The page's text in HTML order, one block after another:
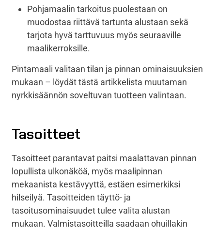
Pohjamaalin tarkoitus puolestaan on
muodostaa riittävä tartunta alustaan sekä
tarjota hyvä tarttuvuus myös seuraaville
maalikerroksille.
Pintamaali valitaan tilan ja pinnan ominaisuuksien
mukaan – löydät tästä artikkelista muutaman
nyrkkisäännön soveltuvan tuotteen valintaan.
Tasoitteet
Tasoitteet parantavat paitsi maalattavan pinnan
lopullista ulkonäköä, myös maalipinnan
mekaanista kestävyyttä, estäen esimerkiksi
hilseilyä. Tasoitteiden täyttö- ja
tasoitusominaisuudet tulee valita alustan
mukaan. Valmistasoitteilla saadaan ohuillakin